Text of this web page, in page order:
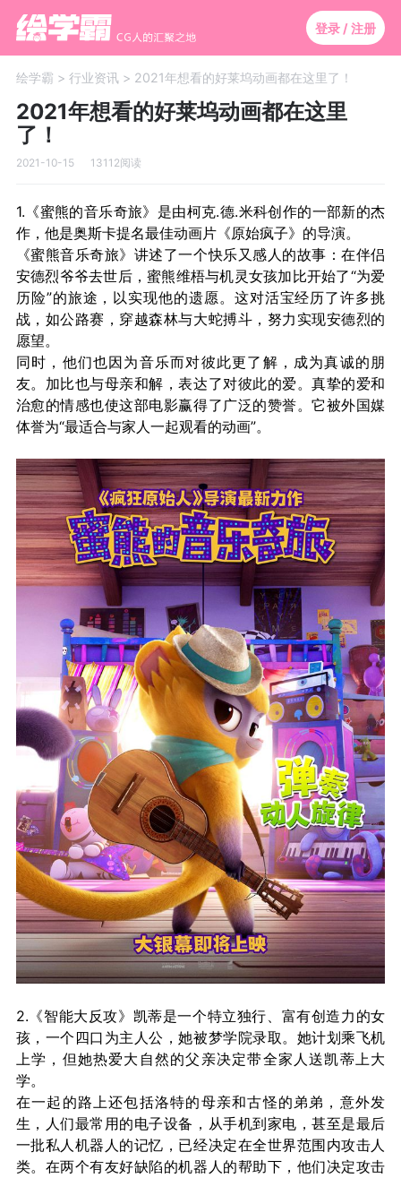
登录 / 注册
绘学霸 > 行业资讯 > 2021年想看的好莱坞动画都在这里了！
2021年想看的好莱坞动画都在这里
了！
2021-10-15 13112阅读
1.《蜜熊的音乐奇旅》是由柯克.德.米科创作的一部新的杰
作，他是奥斯卡提名最佳动画片《原始疯子》的导演。
《蜜熊音乐奇旅》讲述了一个快乐又感人的故事：在伴侣
安德烈爷爷去世后，蜜熊维梧与机灵女孩加比开始了“为爱
历险”的旅途，以实现他的遗愿。这对活宝经历了许多挑
战，如公路赛，穿越森林与大蛇搏斗，努力实现安德烈的
愿望。
同时，他们也因为音乐而对彼此更了解，成为真诚的朋
友。加比也与母亲和解，表达了对彼此的爱。真挚的爱和
治愈的情感也使这部电影赢得了广泛的赞誉。它被外国媒
体誉为“最适合与家人一起观看的动画”。
2.《智能大反攻》凯蒂是一个特立独行、富有创造力的女
孩，一个四口为主人公，她被梦学院录取。她计划乘飞机
上学，但她热爱大自然的父亲决定带全家人送凯蒂上大
学。
在一起的路上还包括洛特的母亲和古怪的弟弟，意外发
生，人们最常用的电子设备，从手机到家电，甚至是最后
一批私人机器人的记忆，已经决定在全世界范围内攻击人
类。在两个有友好缺陷的机器人的帮助下，他们决定攻击